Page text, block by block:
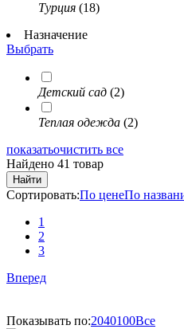
Турция (18)
Назначение
Выбрать
Детский сад (2)
Теплая одежда (2)
показатьочистить все
Найдено 41 товар
Найти
Сортировать:По ценеПо
1
2
3
Вперед
Показывать по:2040100Все